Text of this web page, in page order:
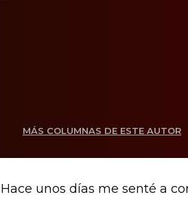
MÁS COLUMNAS DE ESTE AUTOR
Hace unos días me senté a